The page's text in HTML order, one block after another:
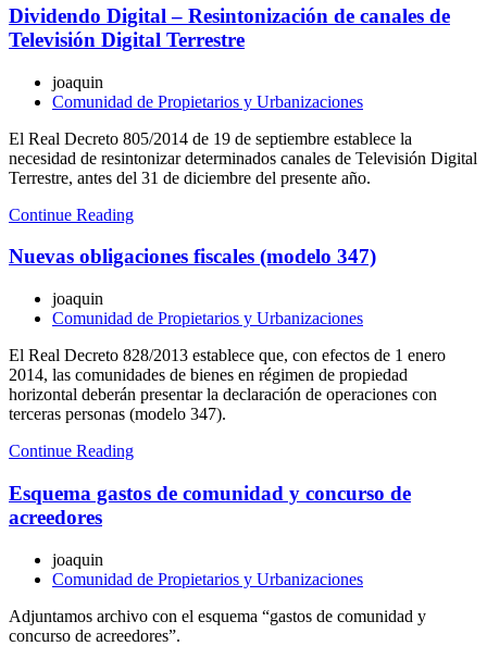
Dividendo Digital – Resintonización de canales de
Televisión Digital Terrestre
joaquin
Comunidad de Propietarios y Urbanizaciones
El Real Decreto 805/2014 de 19 de septiembre establece la
necesidad de resintonizar determinados canales de Televisión Digital
Terrestre, antes del 31 de diciembre del presente año.
Continue Reading
Nuevas obligaciones fiscales (modelo 347)
joaquin
Comunidad de Propietarios y Urbanizaciones
El Real Decreto 828/2013 establece que, con efectos de 1 enero
2014, las comunidades de bienes en régimen de propiedad
horizontal deberán presentar la declaración de operaciones con
terceras personas (modelo 347).
Continue Reading
Esquema gastos de comunidad y concurso de
acreedores
joaquin
Comunidad de Propietarios y Urbanizaciones
Adjuntamos archivo con el esquema “gastos de comunidad y
concurso de acreedores”.